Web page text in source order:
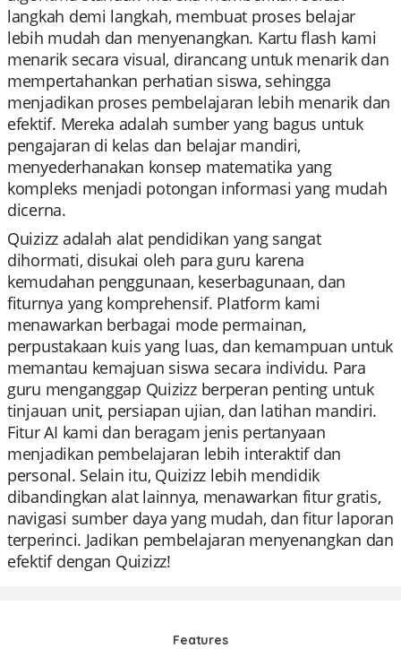
langkah demi langkah, membuat proses belajar
lebih mudah dan menyenangkan. Kartu flash kami
menarik secara visual, dirancang untuk menarik dan
mempertahankan perhatian siswa, sehingga
menjadikan proses pembelajaran lebih menarik dan
efektif. Mereka adalah sumber yang bagus untuk
pengajaran di kelas dan belajar mandiri,
menyederhanakan konsep matematika yang
kompleks menjadi potongan informasi yang mudah
dicerna.
Quizizz adalah alat pendidikan yang sangat
dihormati, disukai oleh para guru karena
kemudahan penggunaan, keserbagunaan, dan
fiturnya yang komprehensif. Platform kami
menawarkan berbagai mode permainan,
perpustakaan kuis yang luas, dan kemampuan untuk
memantau kemajuan siswa secara individu. Para
guru menganggap Quizizz berperan penting untuk
tinjauan unit, persiapan ujian, dan latihan mandiri.
Fitur AI kami dan beragam jenis pertanyaan
menjadikan pembelajaran lebih interaktif dan
personal. Selain itu, Quizizz lebih mendidik
dibandingkan alat lainnya, menawarkan fitur gratis,
navigasi sumber daya yang mudah, dan fitur laporan
terperinci. Jadikan pembelajaran menyenangkan dan
efektif dengan Quizizz!
Features